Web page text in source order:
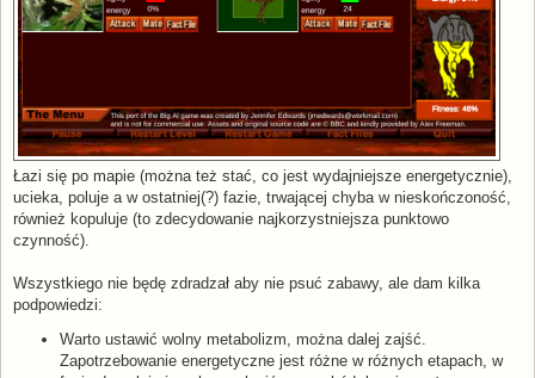
Łazi się po mapie (można też stać, co jest wydajniejsze energetycznie),
ucieka, poluje a w ostatniej(?) fazie, trwającej chyba w nieskończoność,
również kopuluje (to zdecydowanie najkorzystniejsza punktowo
czynność).
Wszystkiego nie będę zdradzał aby nie psuć zabawy, ale dam kilka
podpowiedzi:
Warto ustawić wolny metabolizm, można dalej zajść.
Zapotrzebowanie energetyczne jest różne w różnych etapach, w